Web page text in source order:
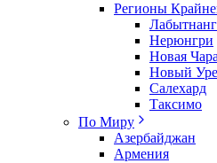
Регионы
Нерюнгри
Новая Чара
Новый
Салехард
Таксимо
По Миру
Азербайджан
Армения